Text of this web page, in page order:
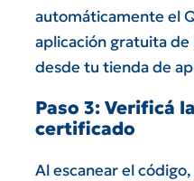
automáticamente el
aplicación gratuita
desde tu tienda de
Paso 3: Verificá
certificado
Al escanear el